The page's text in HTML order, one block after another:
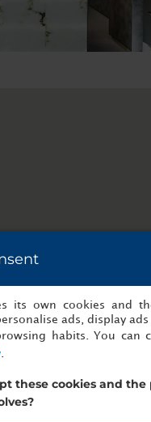
its own cookies and
ads, display
habits. You can
.
these cookies and